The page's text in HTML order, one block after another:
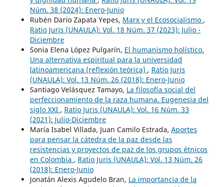
Núm. 38 (2024): Enero-Junio
Rubén Darío Zapata Yepes, Marx y el Ecosocialismo ,
Ratio Juris (UNAULA): Vol. 18 Núm. 37 (2023): Julio -
Diciembre
Sonia Elena López Pulgarín, El humanismo holístico.
Una alternativa espiritual para la universidad
latinoamericana (reflexión teórica) , Ratio Juris
(UNAULA): Vol. 13 Núm. 26 (2018): Enero-Junio
Santiago Velásquez Tamayo, La filosofía social del
perfeccionamiento de la raza humana. Eugenesia del
siglo XXI , Ratio Juris (UNAULA): Vol. 16 Núm. 33
(2021): Julio-Diciembre
María Isabel Villada, Juan Camilo Estrada, Aportes
para pensar la cátedra de la paz desde las
resistencias y proyectos de paz de los grupos étnicos
en Colombia , Ratio Juris (UNAULA): Vol. 13 Núm. 26
(2018): Enero-Junio
Jonatán Alexis Agudelo Bran, La importancia de la